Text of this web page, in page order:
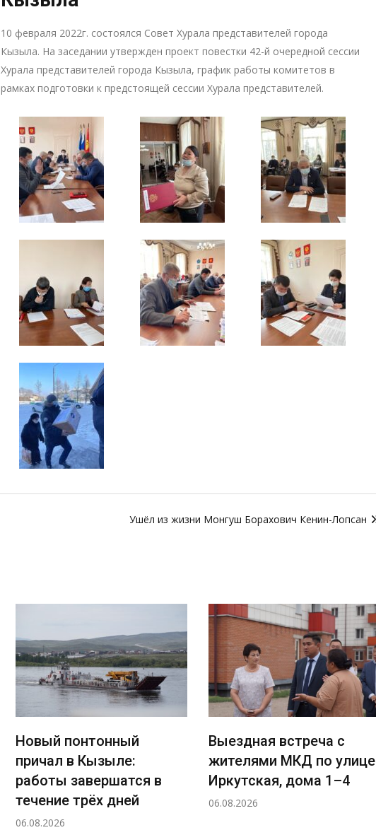
10 февраля 2022г. состоялся Совет Хурала представителей города
Кызыла. На заседании утвержден проект повестки 42-й очередной сессии
Хурала представителей города Кызыла, график работы комитетов в
рамках подготовки к предстоящей сессии Хурала представителей.
Ушёл из жизни Монгуш Борахович Кенин-Лопсан
Новый понтонный
причал в Кызыле:
работы завершатся в
течение трёх дней
06.08.2026
Выездная встреча с
жителями МКД по улице
Иркутская, дома 1–4
06.08.2026